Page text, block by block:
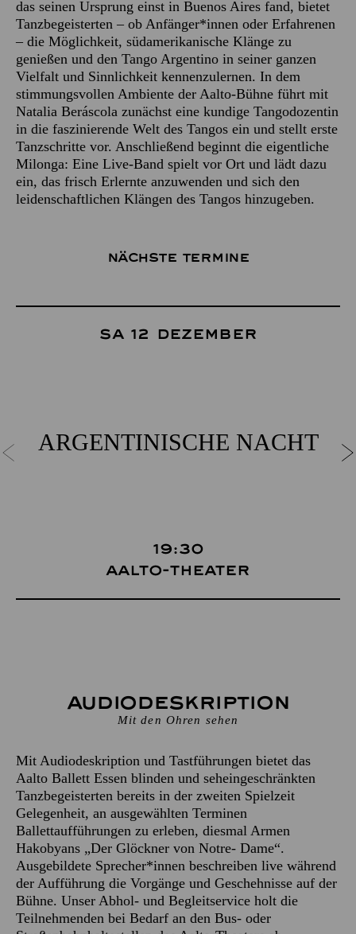
das seinen Ursprung einst in Buenos Aires fand, bietet
Tanzbegeisterten – ob Anfänger*innen oder Erfahrenen
– die Möglichkeit, südamerikanische Klänge zu
genießen und den Tango Argentino in seiner ganzen
Vielfalt und Sinnlichkeit kennenzulernen. In dem
stimmungsvollen Ambiente der Aalto-Bühne führt mit
Natalia Beráscola zunächst eine kundige Tangodozentin
in die faszinierende Welt des Tangos ein und stellt erste
Tanzschritte vor. Anschließend beginnt die eigentliche
Milonga: Eine Live-Band spielt vor Ort und lädt dazu
ein, das frisch Erlernte anzuwenden und sich den
leidenschaftlichen Klängen des Tangos hinzugeben.
Nächste Termine
Sa 12 Dezember
ARGEN­TINISCHE NACHT
19:30
Aalto-Theater
Audiodeskription
Mit den Ohren sehen
Mit Audiodeskription und Tastführungen bietet das
Aalto Ballett Essen blinden und seheingeschränkten
Tanzbegeisterten bereits in der zweiten Spielzeit
Gelegenheit, an ausgewählten Terminen
Ballettaufführungen zu erleben, diesmal Armen
Hakobyans „Der Glöckner von Notre- Dame“.
Ausgebildete Sprecher*innen beschreiben live während
der Aufführung die Vorgänge und Geschehnisse auf der
Bühne. Unser Abhol- und Begleitservice holt die
Teilnehmenden bei Bedarf an den Bus- oder